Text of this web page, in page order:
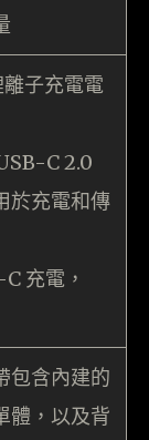
子充電電
C 2.0
於充電和傳
充電，
包含內建的
體，以及背